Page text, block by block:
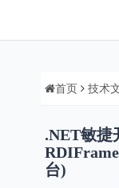
首页 技术
.NET敏捷
台)